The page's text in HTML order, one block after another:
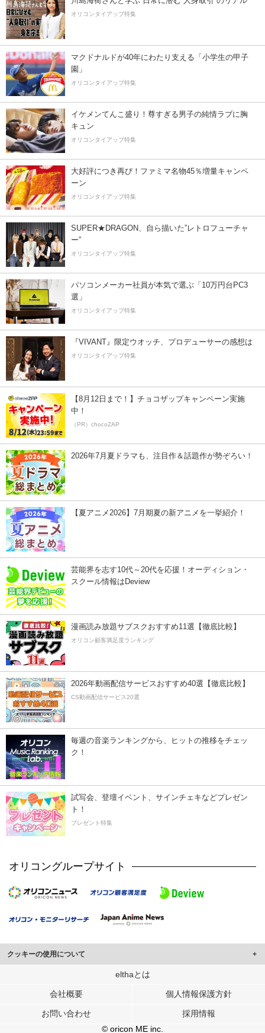
オリコンタイアップ特集
マクドナルドが40年にわたり支える「小学生の甲子
園」
オリコンタイアップ特集
イケメンてんこ盛り！尊すぎる男子の純情ラブに胸
キュン
オリコンタイアップ特集
大好評につき再び！ファミマ名物45％増量キャンペ
ーン
オリコンタイアップ特集
SUPER★DRAGON、自ら描いた”レトロフューチャ
ー”
オリコンタイアップ特集
パソコンメーカー社員が本気で選ぶ「10万円台PC3
選」
オリコンタイアップ特集
『VIVANT』限定ウオッチ、プロデューサーの感想は
オリコンタイアップ特集
【8月12日まで！】チョコザップキャンペーン実施
中！
（PR）chocoZAP
2026年7月夏ドラマも、注目作＆話題作が勢ぞろい！
【夏アニメ2026】7月期夏の新アニメを一挙紹介！
芸能界を志す10代～20代を応援！オーディション・
スクール情報はDeview
漫画読み放題サブスクおすすめ11選【徹底比較】
オリコン顧客満足度ランキング
2026年動画配信サービスおすすめ40選【徹底比較】
CS動画配信サービス20選
毎週の音楽ランキングから、ヒットの推移をチェッ
ク！
試写会、登壇イベント、サインチェキなどプレゼン
ト！
プレゼント特集
オリコングループサイト
クッキーの使用について
このサイトでは Cookie を使用して、ユーザーに合わせたコンテンツや広告の
行っています。
メディアや広告配信、データ解析の各パートナーに提供しています。
各パートナーは、この情報とユーザーが各パートナーに提供した他の情報や、
elthaとは
会社概要 個人情報保護方針
お問い合わせ
採用情報
© oricon ME inc.